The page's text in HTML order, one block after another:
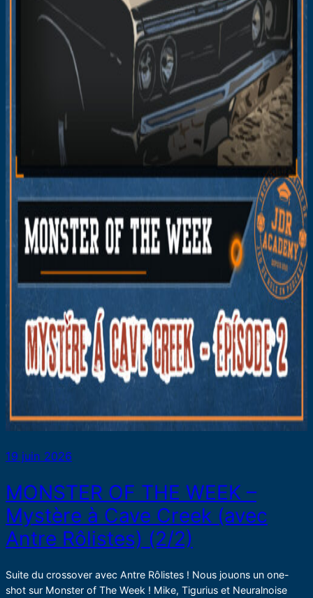
19 juin 2026
MONSTER OF THE WEEK –
Mystère à Cave Creek (avec
Antre Rôlistes) (2/2)
Suite du crossover avec Antre Rôlistes ! Nous jouons un one-
shot sur Monster of The Week ! Mike, Tigurius et Neuralnoise